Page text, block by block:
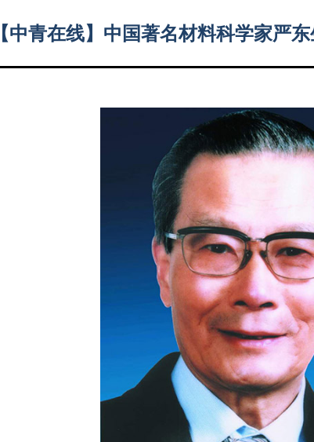
【中青在线】中国著名材料科学家严